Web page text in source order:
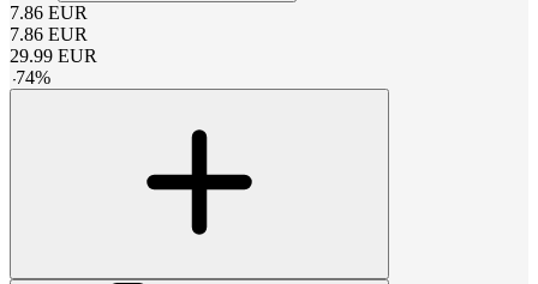
7.86 EUR
7.86 EUR
29.99 EUR
-74%